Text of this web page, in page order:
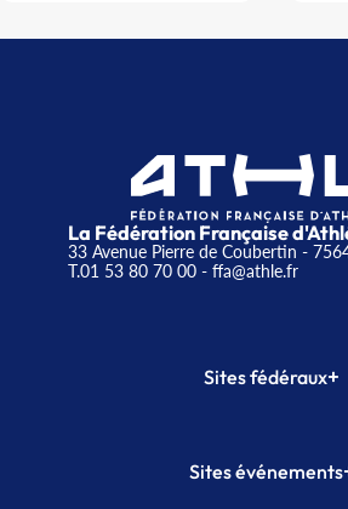
La Fédération Française
33 Avenue Pierre de Coubertin -
T.01 53 80 70 00- ffa@athle.fr
Sites fédéraux+
Plateforme
Sites événements